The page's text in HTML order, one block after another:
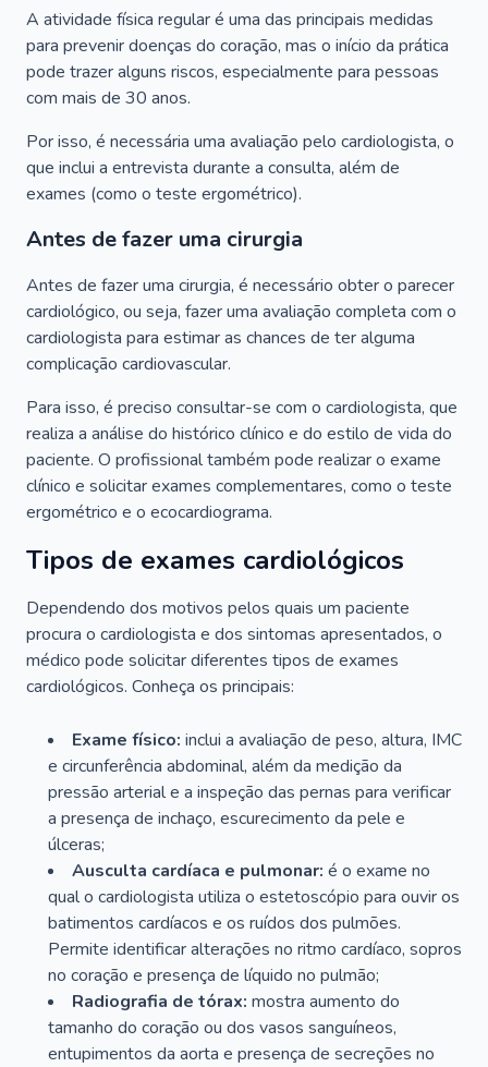
A atividade física regular é uma das principais medidas
para prevenir doenças do coração, mas o início da prática
pode trazer alguns riscos, especialmente para pessoas
com mais de 30 anos.
Por isso, é necessária uma avaliação pelo cardiologista, o
que inclui a entrevista durante a consulta, além de
exames (como o teste ergométrico).
Antes de fazer uma cirurgia
Antes de fazer uma cirurgia, é necessário obter o parecer
cardiológico, ou seja, fazer uma avaliação completa com o
cardiologista para estimar as chances de ter alguma
complicação cardiovascular.
Para isso, é preciso consultar-se com o cardiologista, que
realiza a análise do histórico clínico e do estilo de vida do
paciente. O profissional também pode realizar o exame
clínico e solicitar exames complementares, como o teste
ergométrico e o ecocardiograma.
Tipos de exames cardiológicos
Dependendo dos motivos pelos quais um paciente
procura o cardiologista e dos sintomas apresentados, o
médico pode solicitar diferentes tipos de exames
cardiológicos. Conheça os principais:
Exame físico: inclui a avaliação de peso, altura, IMC
e circunferência abdominal, além da medição da
pressão arterial e a inspeção das pernas para verificar
a presença de inchaço, escurecimento da pele e
úlceras;
Ausculta cardíaca e pulmonar: é o exame no
qual o cardiologista utiliza o estetoscópio para ouvir os
batimentos cardíacos e os ruídos dos pulmões.
Permite identificar alterações no ritmo cardíaco, sopros
no coração e presença de líquido no pulmão;
Radiografia de tórax: mostra aumento do
tamanho do coração ou dos vasos sanguíneos,
entupimentos da aorta e presença de secreções no